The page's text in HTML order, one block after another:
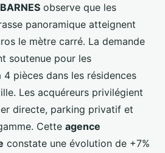
observe que les
panoramique atteignent
le mètre carré. La demande
soutenue pour les
pièces dans les résidences
Les acquéreurs privilégient
directe, parking privatif et
Cette agence
constate une évolution de +7%